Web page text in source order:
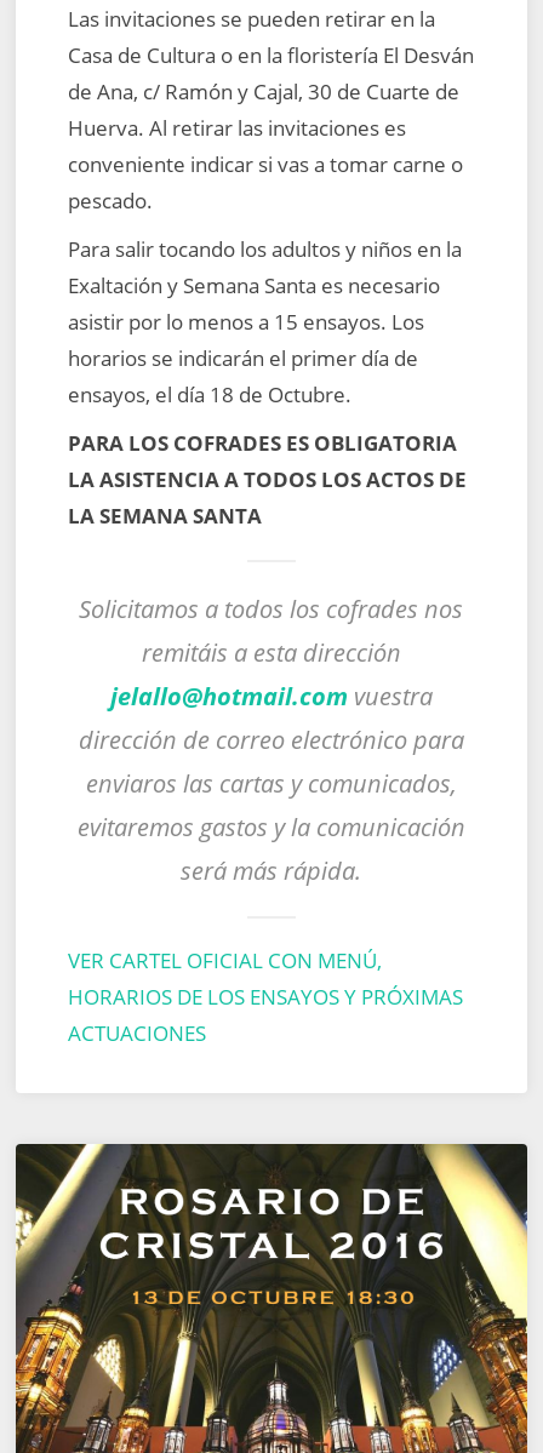
Las invitaciones se pueden retirar en la
Casa de Cultura o en la floristería El Desván
de Ana, c/ Ramón y Cajal, 30 de Cuarte de
Huerva. Al retirar las invitaciones es
conveniente indicar si vas a tomar carne o
pescado.
Para salir tocando los adultos y niños en la
Exaltación y Semana Santa es necesario
asistir por lo menos a 15 ensayos. Los
horarios se indicarán el primer día de
ensayos, el día 18 de Octubre.
PARA LOS COFRADES ES OBLIGATORIA
LA ASISTENCIA A TODOS LOS ACTOS DE
LA SEMANA SANTA
Solicitamos a todos los cofrades nos
remitáis a esta dirección
jelallo@hotmail.com vuestra
dirección de correo electrónico para
enviaros las cartas y comunicados,
evitaremos gastos y la comunicación
será más rápida.
VER CARTEL OFICIAL CON MENÚ,
HORARIOS DE LOS ENSAYOS Y PRÓXIMAS
ACTUACIONES